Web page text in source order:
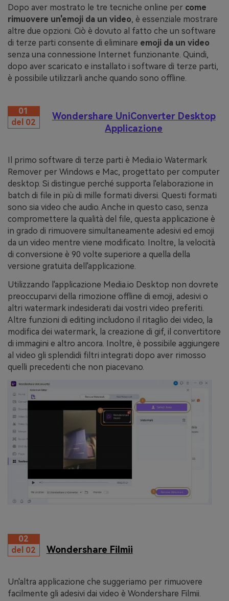
Dopo aver mostrato le tre tecniche online per come
rimuovere un'emoji da un video, è essenziale mostrare
altre due opzioni. Ciò è dovuto al fatto che un software
di terze parti consente di eliminare emoji da un video
senza una connessione Internet funzionante. Quindi,
dopo aver scaricato e installato i software di terze parti,
è possibile utilizzarli anche quando sono offline.
01
del 02
Wondershare UniConverter Desktop
Applicazione
Il primo software di terze parti è Media.io Watermark
Remover per Windows e Mac, progettato per computer
desktop. Si distingue perché supporta l'elaborazione in
batch di file in più di mille formati diversi. Questi formati
sono sia video che audio. Anche in questo caso, senza
compromettere la qualità del file, questa applicazione è
in grado di rimuovere simultaneamente adesivi ed emoji
da un video mentre viene modificato. Inoltre, la velocità
di conversione è 90 volte superiore a quella della
versione gratuita dell'applicazione.
Utilizzando l'applicazione Media.io Desktop non dovrete
preoccuparvi della rimozione offline di emoji, adesivi o
altri watermark indesiderati dai vostri video preferiti.
Altre funzioni di editing includono il ritaglio dei video, la
modifica dei watermark, la creazione di gif, il convertitore
di immagini e altro ancora. Inoltre, è possibile aggiungere
al video gli splendidi filtri integrati dopo aver rimosso
quelli precedenti che non piacevano.
02
del 02
Wondershare Filmii
Un'altra applicazione che suggeriamo per rimuovere
facilmente gli adesivi dai video è Wondershare Filmii.